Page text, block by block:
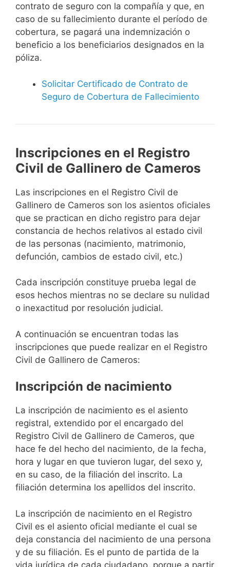
contrato de seguro con la compañía y que, en
caso de su fallecimiento durante el período de
cobertura, se pagará una indemnización o
beneficio a los beneficiarios designados en la
póliza.
Solicitar Certificado de Contrato de
Seguro de Cobertura de Fallecimiento
Inscripciones en el Registro
Civil de Gallinero de Cameros
Las inscripciones en el Registro Civil de
Gallinero de Cameros son los asientos oficiales
que se practican en dicho registro para dejar
constancia de hechos relativos al estado civil
de las personas (nacimiento, matrimonio,
defunción, cambios de estado civil, etc.)
Cada inscripción constituye prueba legal de
esos hechos mientras no se declare su nulidad
o inexactitud por resolución judicial.
A continuación se encuentran todas las
inscripciones que puede realizar en el Registro
Civil de Gallinero de Cameros:
Inscripción de nacimiento
La inscripción de nacimiento es el asiento
registral, extendido por el encargado del
Registro Civil de Gallinero de Cameros, que
hace fe del hecho del nacimiento, de la fecha,
hora y lugar en que tuvieron lugar, del sexo y,
en su caso, de la filiación del inscrito. La
filiación determina los apellidos del inscrito.
La inscripción de nacimiento en el Registro
Civil es el asiento oficial mediante el cual se
deja constancia del nacimiento de una persona
y de su filiación. Es el punto de partida de la
vida jurídica de cada ciudadano, porque a partir